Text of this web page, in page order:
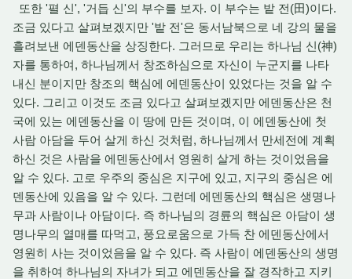
또한 '펼 신', '거듭 신'의 부수를 보자. 이 부수는 밭 전(田)이다.
조금 있다고 살펴보겠지만 '밭 전'은 동서남북으로 네 강의 물을
흘려보낸 에덴동산을 상징한다. 그러므로 우리는 하나님 신(神)
자를 통하여, 하나님께서 창조하심으로 자신이 누군지를 나타
내신 분이지만 창조의 핵심에 에덴동산이 있었다는 것을 알 수
있다. 그리고 이것도 조금 있다고 살펴보겠지만 에덴동산은 천
국에 있는 에덴동산을 이 땅에 만든 것이며, 이 에덴동산에 첫
사람 아담을 두어 살게 하신 것처럼, 하나님께서 만세전에 계획
하신 것은 사람을 에덴동산에서 영원히 살게 하는 것이었음을
알 수 있다. 고로 우주의 중심은 지구에 있고, 지구의 중심은 에
덴동산에 있음을 알 수 있다. 그런데 에덴동산의 핵심은 생명나
무과 사람이나 아담이다. 즉 하나님의 경륜의 핵심은 아담이 생
명나무의 열매를 따먹고, 풍요로움으로 가득 찬 에덴동산에서
영원히 사는 것이었음을 알 수 있다. 즉 사람이 에덴동산의 생명
을 취하여 하나님의 자녀가 되고 에덴동산을 잘 경작하고 지키